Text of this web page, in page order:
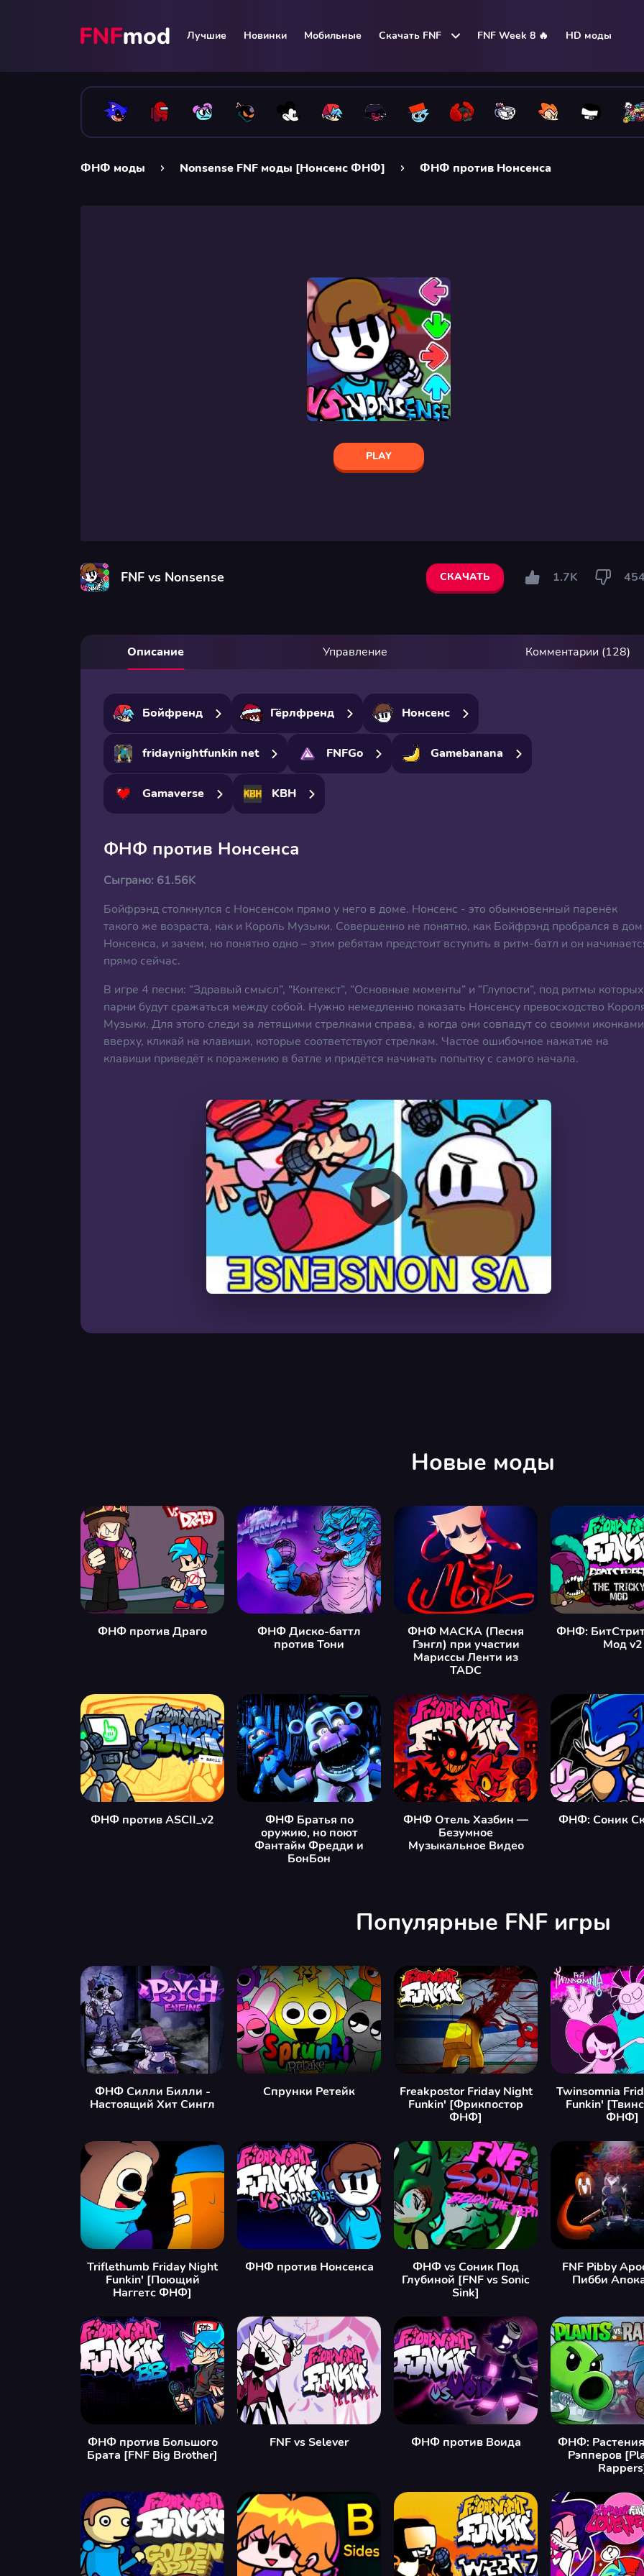
Лучшие Новинки Мобильные Скачать FNF FNF Week 8 🔥 HD моды
ФНФ моды Nonsense FNF моды [Нонсенс ФНФ] ФНФ против Нонсенса
PLAY
FNF vs Nonsense СКАЧАТЬ 1.7K
Описание Управление Комментарии (128)
Бойфренд Гёрлфренд Нонсенс
fridaynightfunkin net FNFGo Gamebanana
Gamaverse KBH
ФНФ против Нонсенса
Сыграно: 61.56K
Бойфрэнд столкнулся с Нонсенсом прямо у него в доме. Нонсенс - это обыкновенный паренёк
такого же возраста, как и Король Музыки. Совершенно не понятно, как Бойфрэнд пробрался в дом
Нонсенса, и зачем, но понятно одно – этим ребятам предстоит вступить в ритм-батл и он
прямо сейчас.
В игре 4 песни: “Здравый смысл”, "Контекст”, “Основные моменты” и “Глупости”, под ритмы которых
парни будут сражаться между собой. Нужно немедленно показать Нонсенсу превосходство
Музыки. Для этого следи за летящими стрелками справа, а когда они совпадут со своими иконками
вверху, кликай на клавиши, которые соответствуют стрелкам. Частое ошибочное нажатие на
клавиши приведёт к поражению в батле и придётся начинать попытку с самого начала.
Новые моды
ФНФ против Драго
ФНФ Диско-баттл
против Тони
ФНФ МАСКА (Песня
Гэнгл) при участии
Мариссы Ленти из
TADC
ФНФ:
Мод v2
ФНФ против ASCII_v2
ФНФ Братья по
оружию, но поют
Фантайм Фредди и
БонБон
ФНФ Отель Хазбин —
Безумное
Музыкальное Видео
ФНФ: Соник
Популярные FNF игры
ФНФ Силли Билли -
Настоящий Хит Сингл
Спрунки Ретейк
Freakpostor Friday Night
Funkin' [Фрикпостор
ФНФ]
Twinsomnia
Funkin'
ФНФ]
Triflethumb Friday Night
Funkin' [Поющий
Наггетс ФНФ]
ФНФ против Нонсенса
ФНФ vs Соник Под
Глубиной [FNF vs Sonic
Sink]
FNF Pibby
Пибби
ФНФ против Большого
Брата [FNF Big Brother]
FNF vs Selever ФНФ против Воида
ФНФ:
Рэпперов